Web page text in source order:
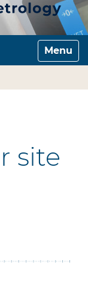
Toggle
site